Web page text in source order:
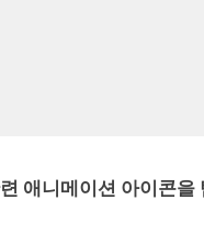
애니메이션 아이콘을